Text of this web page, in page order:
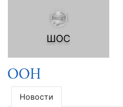
ШОС
ООН
Новости